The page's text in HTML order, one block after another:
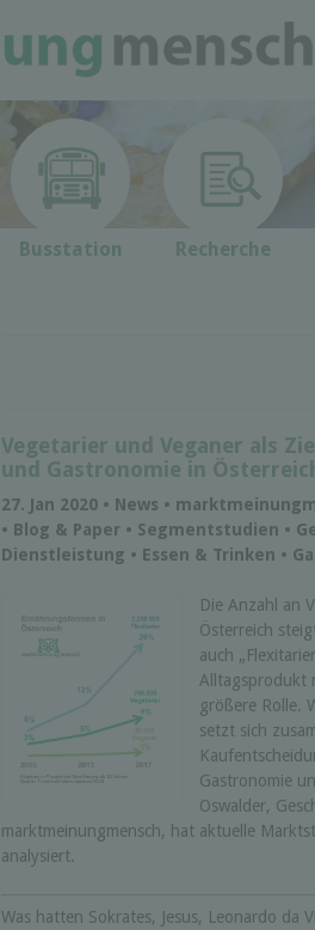
Busstation Recherche
Vegetarier und Veganer als
und Gastronomie in
27. Jan 2020 • News •
• Blog & Paper • Segmentstudien •
Dienstleistung • Essen & Trinken •
Die Anzahl an
Österreich
auch
Alltagsprodukt
größere Rolle.
setzt sich
Gastronomie
Oswalder,
marktmeinungmensch, hat aktuelle
analysiert.
Was hatten Sokrates, Jesus, Leonardo da